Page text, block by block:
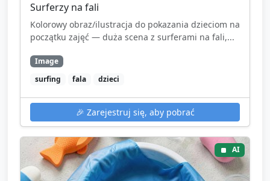
Surferzy na fali
Kolorowy obraz/ilustracja do pokazania dzieciom na
początku zajęć — duża scena z surferami na fali,...
Image
surfing
fala dzieci
🎉 Zarejestruj się, aby pobrać
AI